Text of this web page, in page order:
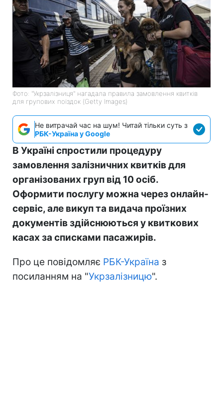
Фото: "Укрзалізниця" нагадала правила замовлення квитків
для групових поїздок (Getty Images)
Не витрачай час на шум! Читай тільки суть з
РБК-Україна у Google
В Україні спростили процедуру
замовлення залізничних квитків для
організованих груп від 10 осіб.
Оформити послугу можна через онлайн-
сервіс, але викуп та видача проїзних
документів здійснюються у квиткових
касах за списками пасажирів.
Про це повідомляє РБК-Україна з
посиланням на "Укрзалізницю".